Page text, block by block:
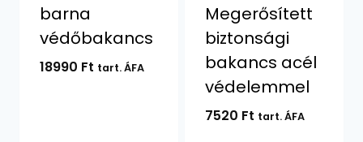
barna
védőbakancs
18990 Ft tart. ÁFA
Megerősített
biztonsági
bakancs acél
védelemmel
7520 Ft tart. ÁFA